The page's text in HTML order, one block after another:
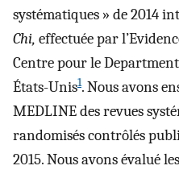
systématiques » de 2014
Chi, effectuée par
Centre pour le
États-Unis1. Nous avons
MEDLINE des revues
randomisés contrôlés
2015. Nous avons évalué